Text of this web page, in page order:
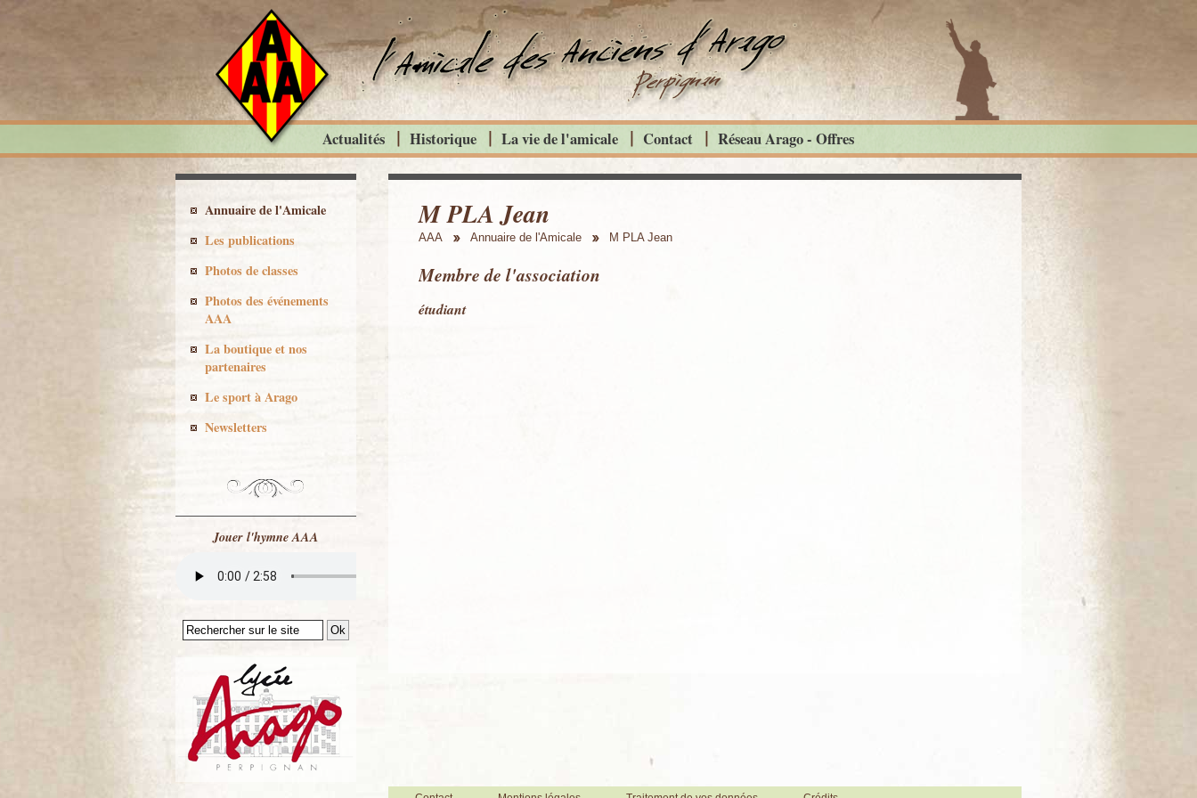
M PLA Jean
AAA Annuaire de l'Amicale M PLA Jean
Membre de l'association
étudiant
Actualités Historique La vie de l'amicale Contact Réseau Arago - Offres
Annuaire de l'Amicale
Les publications
Photos de classes
Photos des événements
AAA
La boutique et nos
partenaires
Le sport à Arago
Newsletters
Jouer l'hymne AAA